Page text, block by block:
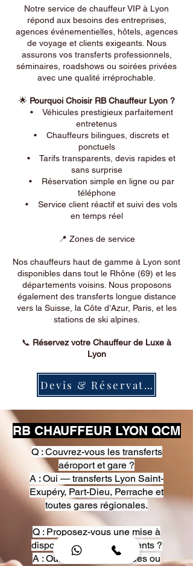
Notre service de chauffeur VIP à Lyon
répond aux besoins des entreprises,
agences événementielles, hôtels, agences
de voyage et clients exigeants. Nous
assurons vos transferts professionnels,
séminaires, roadshows ou soirées privées
avec une qualité irréprochable.
🌟 Pourquoi Choisir RB Chauffeur Lyon ?
• Véhicules prestigieux parfaitement
entretenus
• Chauffeurs bilingues, discrets et
ponctuels
• Tarifs transparents, devis rapides et
sans surprise
• Réservation simple en ligne ou par
téléphone
• Service client réactif et suivi des vols
en temps réel
📍 Zones de service
Nos chauffeurs haut de gamme à Lyon sont
disponibles dans tout le Rhône (69) et les
départements voisins. Nous proposons
également des transferts longue distance
vers la Suisse, la Côte d’Azur, Paris, et les
stations de ski alpines.
📞 Réservez votre Chauffeur de Luxe à
Lyon
Devis & Réservation
RB CHAUFFEUR LYON QCM
Q : Couvrez-vous les transferts
aéroport et gare ?
A : Oui — transferts Lyon Saint-
Exupéry, Part-Dieu, Perrache et
toutes gares régionales.
Q : Proposez-vous une mise à
disposition pour événements ?
A : Oui — heures, journées ou